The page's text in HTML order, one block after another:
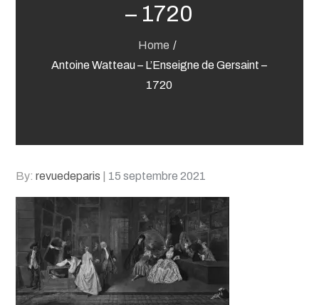
– 1720
Home
Antoine Watteau – L’Enseigne de Gersaint –
1720
By:revuedeparis
Posted
on
15 septembre 2021